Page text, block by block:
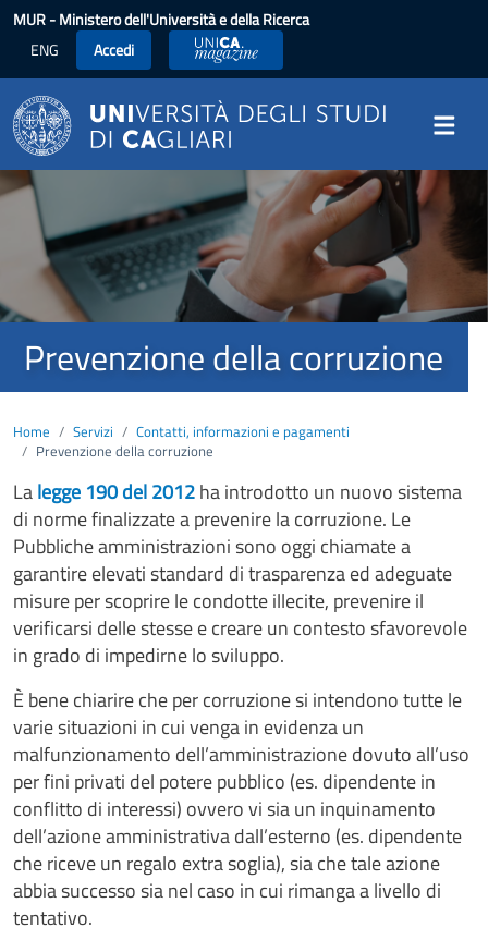
Salta al contenuto principale
MUR- Ministero dell'Università e della Ricerca
ENG
Accedi UniCA News
Image
Prevenzione della corruzione
Home Servizi
Contatti, informazioni e pagamenti
Prevenzione della corruzione
Lalegge 190 del 2012ha introdotto un nuovo sistema
di norme finalizzate a prevenire la corruzione. Le
Pubbliche amministrazioni sono oggi chiamate a
garantire elevati standard di trasparenza ed adeguate
misure per scoprire le condotte illecite, prevenire il
verificarsi delle stesse e creare un contesto sfavorevole
in grado di impedirne lo sviluppo.
È bene chiarire che per corruzione si intendono tutte le
varie situazioni in cui venga in evidenza un
malfunzionamento dell’amministrazione dovuto all’uso
per fini privati del potere pubblico (es. dipendente in
conflitto di interessi) ovvero vi sia un inquinamento
dell’azione amministrativa dall’esterno (es. dipendente
che riceve un regalo extra soglia), sia che tale azione
abbia successo sia nel caso in cui rimanga a livello di
tentativo.